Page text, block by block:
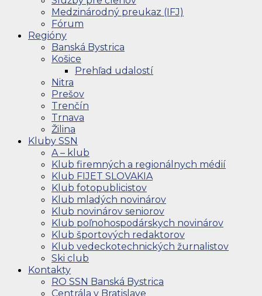
Medzinárodný preukaz (IFJ)
Fórum
Regióny
Banská Bystrica
Košice
Prehľad udalostí
Nitra
Prešov
Trenčín
Trnava
Žilina
Kluby SSN
A – klub
Klub firemných a regionálnych médií
Klub FIJET SLOVAKIA
Klub fotopublicistov
Klub mladých novinárov
Klub novinárov seniorov
Klub poľnohospodárskych novinárov
Klub športových redaktorov
Klub vedeckotechnických žurnalistov
Ski club
Kontakty
RO SSN Banská Bystrica
Centrála v Bratislave